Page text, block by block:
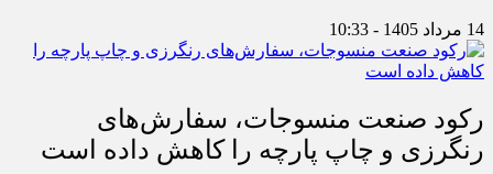
14 مرداد 1405 - 10:33
رکود صنعت منسوجات، سفارش‌های
رنگرزی و چاپ پارچه را کاهش داده است